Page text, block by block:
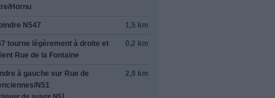
/Hornu
N547 1,5 km
tourne légèrement à droite et
Rue de la Fontaine
0,2 km
à gauche sur Rue de
/N51
de suivre N51
2,9 km